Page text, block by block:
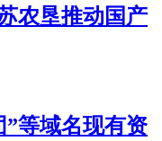
农垦推动国产
等域名现有资